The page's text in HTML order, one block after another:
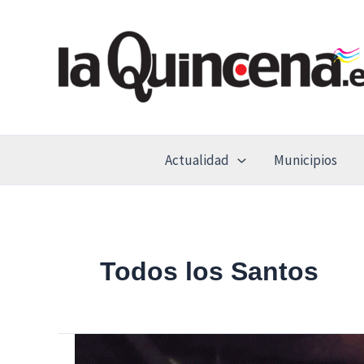
Actualidad Municipios
Todos los Santos